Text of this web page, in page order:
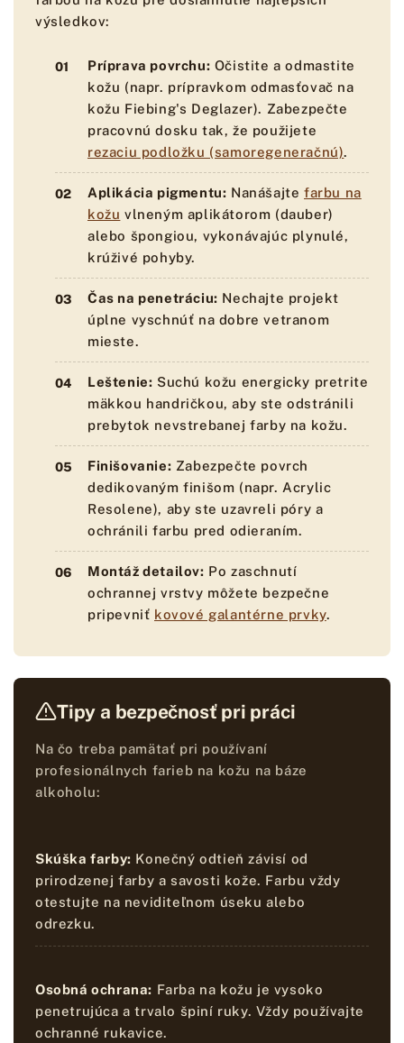
výsledkov:
Príprava povrchu: Očistite a odmastite
kožu (napr. prípravkom odmasťovač na
kožu Fiebing's Deglazer). Zabezpečte
pracovnú dosku tak, že použijete
rezaciu podložku (samoregeneračnú).
Aplikácia pigmentu: Nanášajtefarbu na
kožu vlneným aplikátorom (dauber)
alebo špongiou, vykonávajúc plynulé,
krúživé pohyby.
Čas na penetráciu: Nechajte projekt
úplne vyschnúť na dobre vetranom
mieste.
Leštenie: Suchú kožu energicky pretrite
mäkkou handričkou, aby ste odstránili
prebytok nevstrebanej farby na kožu.
Finišovanie: Zabezpečte povrch
dedikovaným finišom (napr. Acrylic
Resolene), aby ste uzavreli póry a
ochránili farbu pred odieraním.
Montáž detailov: Po zaschnutí
ochrannej vrstvy môžete bezpečne
pripevniť kovové galantérne prvky.
Tipy a bezpečnosť pri práci
Na čo treba pamätať pri používaní
profesionálnych farieb na kožu na báze
alkoholu:
Skúška farby: Konečný odtieň závisí od
prirodzenej farby a savosti kože. Farbu vždy
otestujte na neviditeľnom úseku alebo
odrezku.
Osobná ochrana: Farba na kožu je vysoko
penetrujúca a trvalo špiní ruky. Vždy používajte
ochranné rukavice.